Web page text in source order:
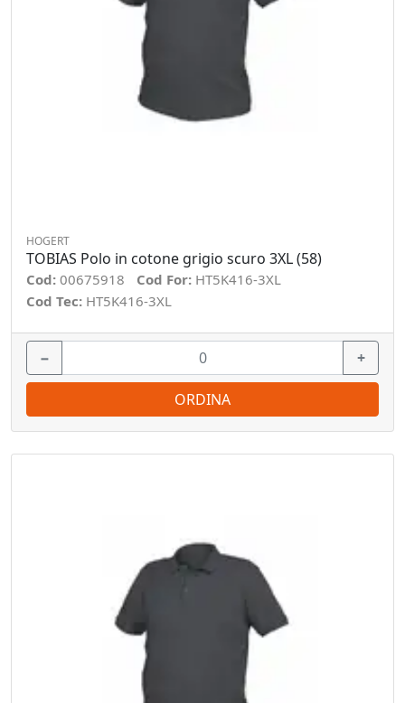
HOGERT
TOBIAS Polo in cotone grigio scuro 3XL (58)
Cod: 00675918 Cod For: HT5K416-3XL
Cod Tec: HT5K416-3XL
− +
ORDINA